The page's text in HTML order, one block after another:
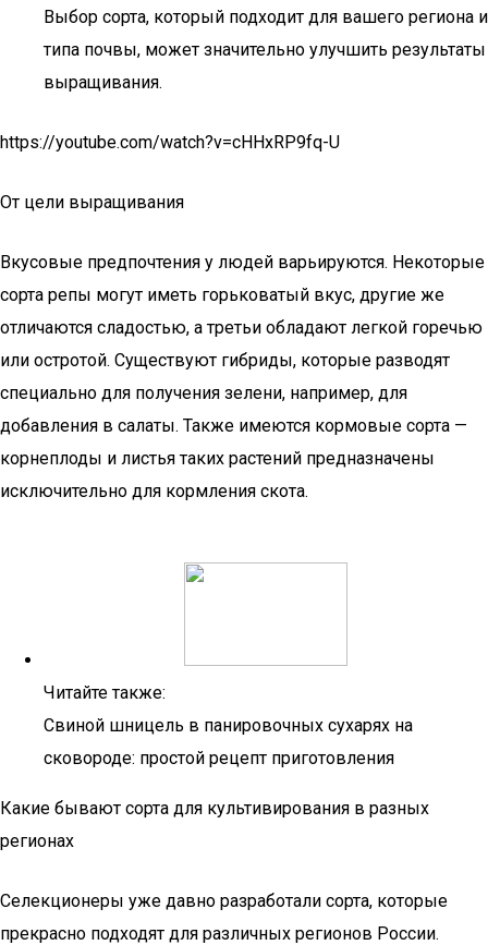
Выбор сорта, который подходит для вашего региона и
типа почвы, может значительно улучшить результаты
выращивания.
https://youtube.com/watch?v=cHHxRP9fq-U
От цели выращивания
Вкусовые предпочтения у людей варьируются. Некоторые
сорта репы могут иметь горьковатый вкус, другие же
отличаются сладостью, а третьи обладают легкой горечью
или остротой. Существуют гибриды, которые разводят
специально для получения зелени, например, для
добавления в салаты. Также имеются кормовые сорта —
корнеплоды и листья таких растений предназначены
исключительно для кормления скота.
Читайте также:
Свиной шницель в панировочных сухарях на
сковороде: простой рецепт приготовления
Какие бывают сорта для культивирования в разных
регионах
Селекционеры уже давно разработали сорта, которые
прекрасно подходят для различных регионов России.